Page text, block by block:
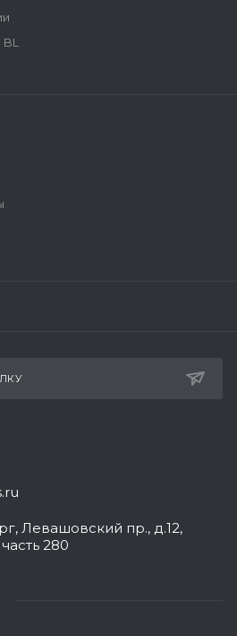
Левашовский пр., д.12,
280